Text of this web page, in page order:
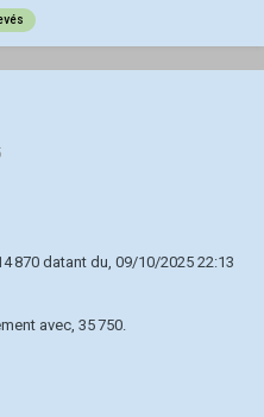
870 datant du, 09/10/2025 22:13
avec, 35 750.